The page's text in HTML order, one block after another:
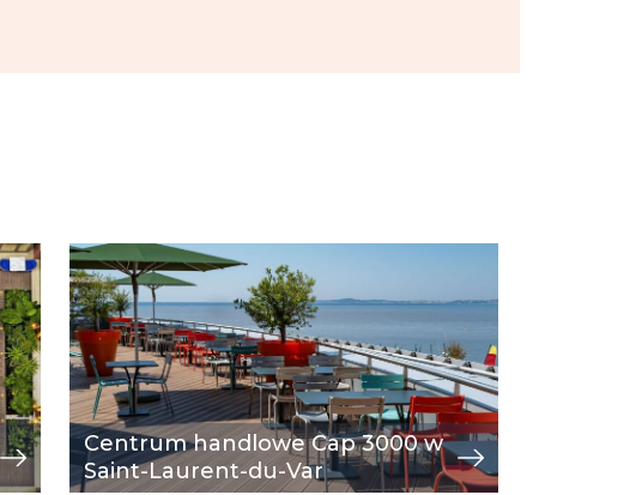
Centrum handlowe Cap 3000 w
Saint-Laurent-du-Var
Image
przeglądaj